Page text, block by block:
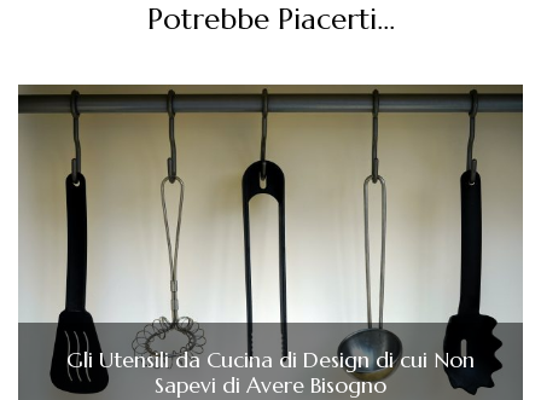
Potrebbe Piacerti...
Gli Utensili da Cucina di Design di cui Non
Sapevi di Avere Bisogno